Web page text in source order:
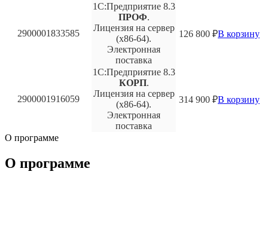
2900001833585
1С:Предприятие 8.3
ПРОФ.
Лицензия на сервер
(x86-64).
Электронная
поставка
126 800 ₽В корзину
2900001916059
1С:Предприятие 8.3
КОРП.
Лицензия на сервер
(x86-64).
Электронная
поставка
314 900 ₽В корзину
О программе
О программе